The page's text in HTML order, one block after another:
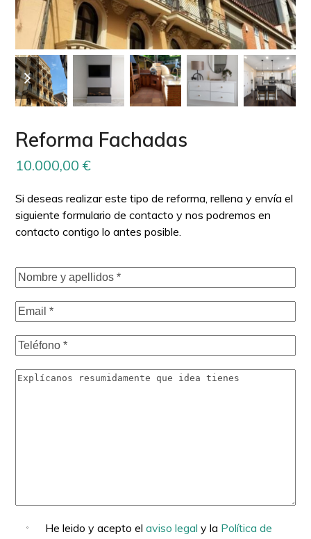
previous
slide
next
slide
Reforma Fachadas
10.000,00€
Si deseas realizar este tipo de reforma, rellena y envía el
siguiente formulario de contacto y nos podremos en
contacto contigo lo antes posible.
He leido y acepto elaviso legal y la Política de